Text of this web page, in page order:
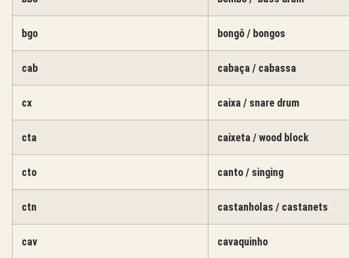
bgo bongô / bongos
cab cabaça / cabassa
cx caixa / snare drum
cta caixeta / wood block
cto canto / singing
ctn castanholas / castanets
cav cavaquinho